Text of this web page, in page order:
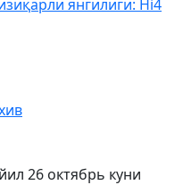
йиллик 0% дан
эълон қилди
26 октябрь куни